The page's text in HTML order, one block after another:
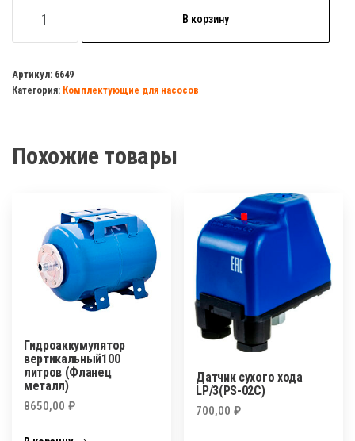
товара
аксиальный
TIM
бар)
В корзину
Артикул: 6649
Категория: Комплектующие для насосов
Похожие товары
Гидроаккумулятор
вертикальный100
литров (Фланец
металл)
8650,00 ₽
Датчик сухого хода
LP/3(PS-02C)
700,00₽